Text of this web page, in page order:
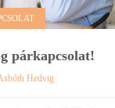
párkapcsolat!
Hedvig